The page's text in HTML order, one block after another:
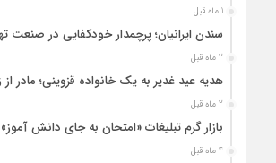
1 ماه قبل
سندن ایرانیان؛ پرچمدار خودکفایی در صنعت
2 ماه قبل
هدیه عید غدیر به یک خانواده قزوینی؛ مادر از
2 ماه قبل
بازار گرم تبلیغات «امتحان به جای دانش‌
4 ماه قبل